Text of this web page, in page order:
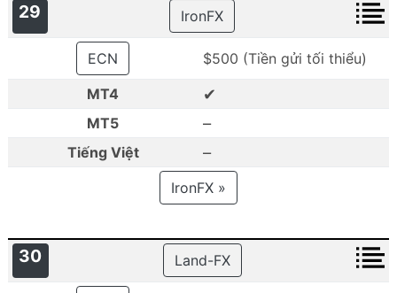
29 IronFX
ECN
$500 (Tiền gửi tối thiểu)
MT4
✔
MT5 –
Tiếng Việt –
IronFX »
30 Land-FX